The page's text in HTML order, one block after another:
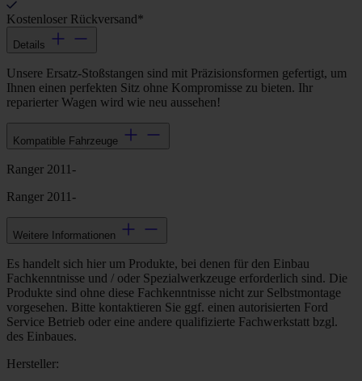
Kostenloser Rückversand*
Details
Unsere Ersatz-Stoßstangen sind mit Präzisionsformen gefertigt, um
Ihnen einen perfekten Sitz ohne Kompromisse zu bieten. Ihr
reparierter Wagen wird wie neu aussehen!
Kompatible Fahrzeuge
Ranger 2011-
Ranger 2011-
Weitere Informationen
Es handelt sich hier um Produkte, bei denen für den Einbau
Fachkenntnisse und / oder Spezialwerkzeuge erforderlich sind. Die
Produkte sind ohne diese Fachkenntnisse nicht zur Selbstmontage
vorgesehen. Bitte kontaktieren Sie ggf. einen autorisierten Ford
Service Betrieb oder eine andere qualifizierte Fachwerkstatt bzgl.
des Einbaues.
Hersteller: